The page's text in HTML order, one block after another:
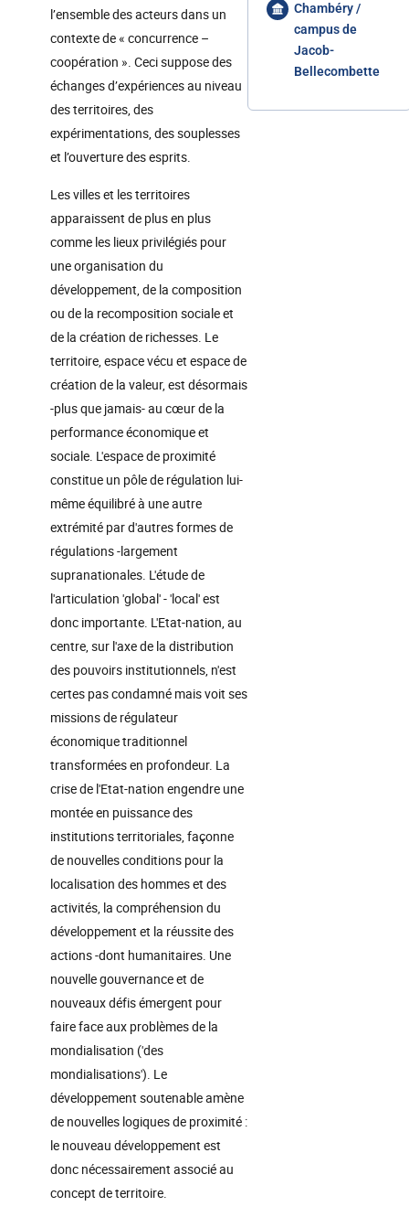
l’ensemble des acteurs dans un
contexte de « concurrence –
coopération ». Ceci suppose des
échanges d’expériences au niveau
des territoires, des
expérimentations, des souplesses
et l’ouverture des esprits.
Les villes et les territoires
apparaissent de plus en plus
comme les lieux privilégiés pour
une organisation du
développement, de la composition
ou de la recomposition sociale et
de la création de richesses. Le
territoire, espace vécu et espace de
création de la valeur, est désormais
-plus que jamais- au cœur de la
performance économique et
sociale. L'espace de proximité
constitue un pôle de régulation lui-
même équilibré à une autre
extrémité par d'autres formes de
régulations -largement
supranationales. L'étude de
l'articulation 'global' - 'local' est
donc importante. L'Etat-nation, au
centre, sur l'axe de la distribution
des pouvoirs institutionnels, n'est
certes pas condamné mais voit ses
missions de régulateur
économique traditionnel
transformées en profondeur. La
crise de l'Etat-nation engendre une
montée en puissance des
institutions territoriales, façonne
de nouvelles conditions pour la
localisation des hommes et des
activités, la compréhension du
développement et la réussite des
actions -dont humanitaires. Une
nouvelle gouvernance et de
nouveaux défis émergent pour
faire face aux problèmes de la
mondialisation ('des
mondialisations'). Le
développement soutenable amène
de nouvelles logiques de proximité :
le nouveau développement est
donc nécessairement associé au
concept de territoire.
Chambéry /
campus de
Jacob-
Bellecombette